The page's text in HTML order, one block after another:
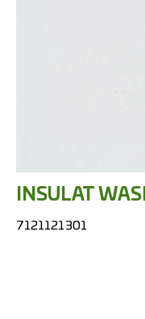
INSULAT
7121121301